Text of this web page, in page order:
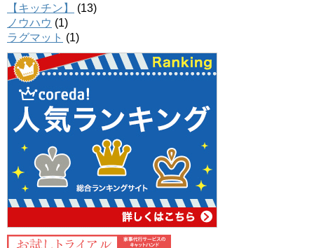
【キッチン】
(13)
ノウハウ (1)
ラグマット (1)